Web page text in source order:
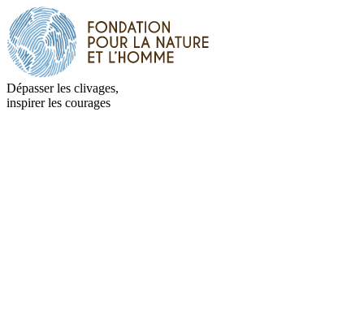
Dépasser les clivages,
inspirer les courages